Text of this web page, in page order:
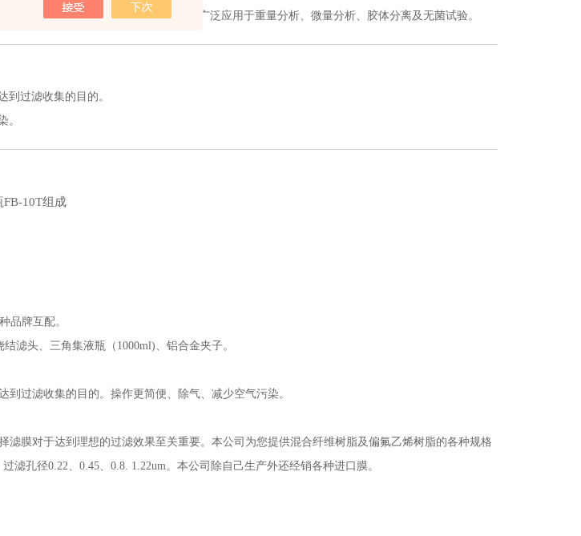
的使用寿命、提高检测精度。同时，广泛应用于重量分析、微量分析、胶体分离及无菌试验。
到过滤收集的目的。
。
10T组成
品牌互配。
滤头、三角集液瓶（1000ml)、铝合金夹子。
过滤收集的目的。操作更简便、除气、减少空气污染。
膜对于达到理想的过滤效果至关重要。本公司为您提供混合纤维树脂及偏氟乙烯树脂的各种规格
滤孔径0.22、0.45、0.8. 1.22um。本公司除自己生产外还经销各种进口膜。